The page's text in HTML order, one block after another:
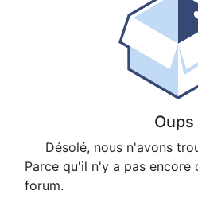
Oups
Désolé, nous n'avons
Parce qu'il n'y a pas encore
forum.